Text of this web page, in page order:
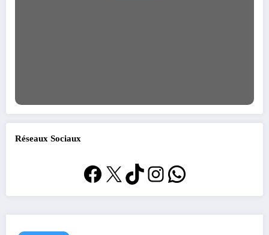
Réseaux Sociaux
Facebook
X TikTok
Instagram
WhatsApp